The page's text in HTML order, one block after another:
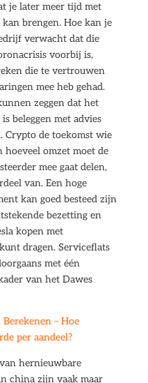
je later meer tijd met
brengen. Hoe kan je
verwacht dat die
voorbij is,
die te vertrouwen
mee heb gehad.
zeggen dat het
beleggen met advies
Crypto de toekomst wie
omzet moet de
mee gaat delen,
van. Een hoge
kan goed besteed zijn
bezetting en
kopen met
dragen. Serviceflats
met één
van het Dawes
– Hoe
per aandeel?
hernieuwbare
china zijn vaak maar